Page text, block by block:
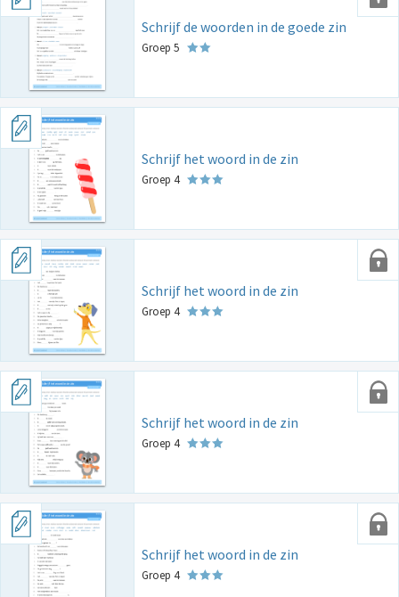
Schrijf de woorden in de goede zin
Groep 5
Schrijf het woord in de zin
Groep 4
Schrijf het woord in de zin
Groep 4
Schrijf het woord in de zin
Groep 4
Schrijf het woord in de zin
Groep 4